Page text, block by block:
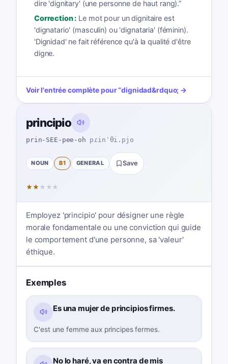
dire 'dignitary' (une personne de haut rang).”
Correction : Le mot pour un dignitaire est
'dignatario' (masculin) ou 'dignataria' (féminin).
'Dignidad' ne fait référence qu'à la qualité d'être
digne.
Voir l'entrée complète pour“dignidad&rdquo; →
principio
prin-SEE-pee-oh pɾinˈθi.pjo
NOUN B1 GENERAL Save
★★ ★ ★ ★
Employez 'principio' pour désigner une règle
morale fondamentale ou une conviction qui guide
le comportement d'une personne, sa 'valeur'
éthique.
Exemples
Es una mujer de principios firmes.
C'est une femme aux principes fermes.
No lo haré, va en contra de mis